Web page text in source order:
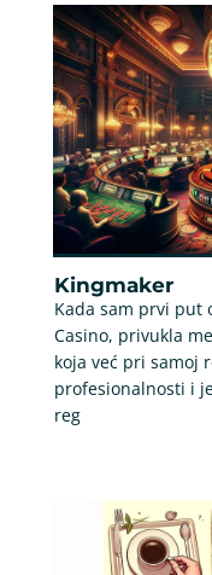
Kingmaker
Kada sam prvi put
Casino, privukla
koja već pri samoj
profesionalnosti i
reg